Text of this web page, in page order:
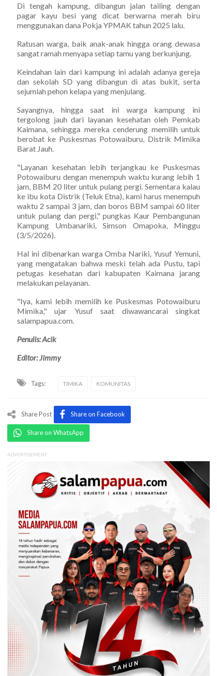
Di tengah kampung, dibangun jalan tailing dengan
pagar kayu besi yang dicat berwarna merah biru
menggunakan dana Pokja YPMAK tahun 2025 lalu.
Ratusan warga, baik anak-anak hingga orang dewasa
sangat ramah menyapa setiap tamu yang berkunjung.
Keindahan lain dari kampung ini adalah adanya gereja
dan sekolah SD yang dibangun di atas bukit, serta
sejumlah pehon kelapa yang menjulang.
Sayangnya, hingga saat ini warga kampung ini
tergolong jauh dari layanan kesehatan oleh Pemkab
Kaimana, sehingga mereka cenderung memilih untuk
berobat ke Puskesmas Potowaiburu, Distrik Mimika
Barat Jauh.
"Layanan kesehatan lebih terjangkau ke Puskesmas
Potowaiburu dengan menempuh waktu kurang lebih 1
jam, BBM 20 liter untuk pulang pergi. Sementara kalau
ke ibu kota Distrik (Teluk Etna), kami harus menempuh
waktu 2 sampai 3 jam, dan boros BBM sampai 60 liter
untuk pulang dan pergi," pungkas Kaur Pembangunan
Kampung Umbanariki, Simson Omapoka, Minggu
(3/5/2026).
Hal ini dibenarkan warga Omba Nariki, Yusuf Yemuni,
yang mengatakan bahwa meski telah ada Pustu, tapi
petugas kesehatan dari kabupaten Kaimana jarang
melakukan pelayanan.
"Iya, kami lebih memilih ke Puskesmas Potowaiburu
Mimika," ujar Yusuf saat diwawancarai singkat
salampapua.com.
Penulis: Acik
Editor: Jimmy
Tags: TIMIKA KOMUNITAS
Share Post Share on Facebook
Share on WhatsApp
ADVERTISEMENT